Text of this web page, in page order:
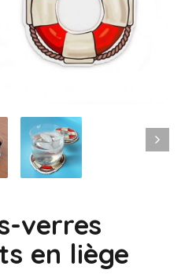
verres
en liège